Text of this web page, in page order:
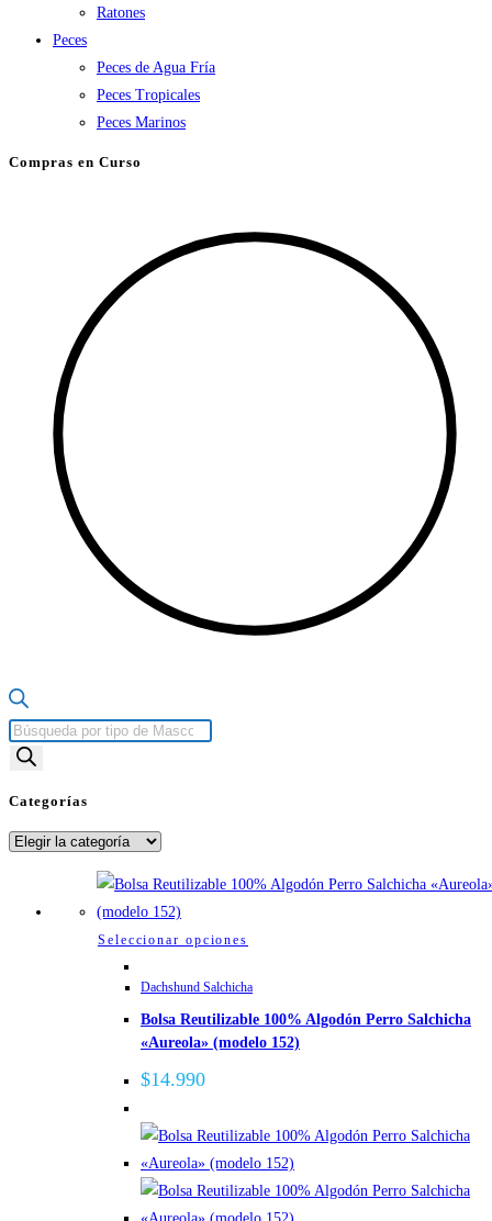
Ratones
Peces
Peces de Agua Fría
Peces Tropicales
Peces Marinos
Compras en Curso
Búsqueda
de
Categorías
Categorías
Seleccionar opciones
tiene
múltiples
variantes.
se
pueden
elegir
en
Dachshund Salchicha
Bolsa Reutilizable 100% Algodón Perro Salchicha
«Aureola» (modelo 152)
$14.990